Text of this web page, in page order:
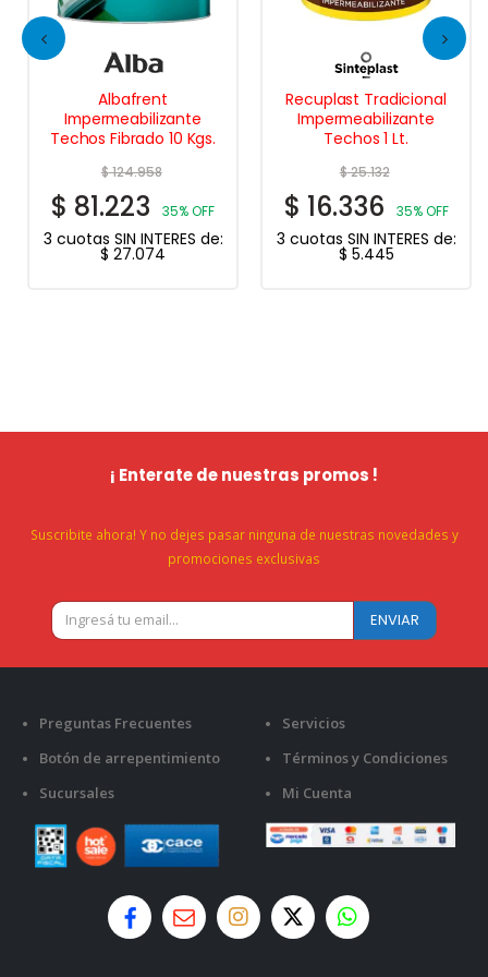
Albafrent
Impermeabilizante
Techos Fibrado 10 Kgs.
$124.958
$ 81.223 35% OFF
3 cuotas SIN INTERES de:
$ 27.074
Recuplast Tradicional
Impermeabilizante
Techos 1 Lt.
$25.132
$ 16.336 35% OFF
3 cuotas SIN INTERES de:
$ 5.445
¡ Enterate de nuestras promos !
Suscribite ahora! Y no dejes pasar ninguna de nuestras novedades y
promociones exclusivas
Preguntas Frecuentes
Botón de arrepentimiento
Sucursales
Servicios
Términos y Condiciones
Mi Cuenta